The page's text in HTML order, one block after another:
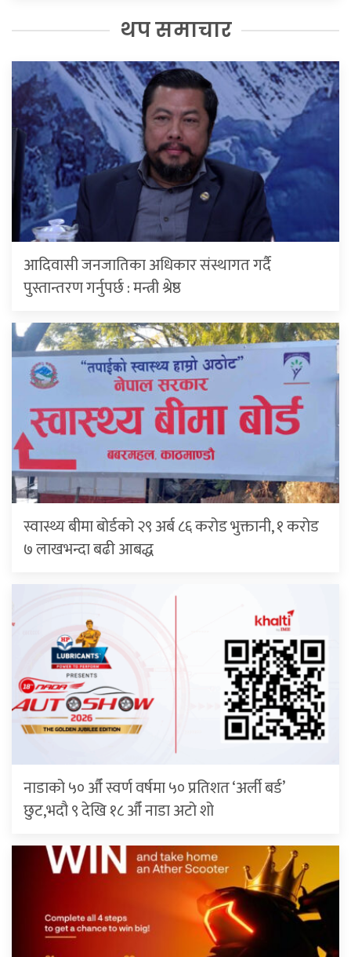
थप समाचार
आदिवासी जनजातिका अधिकार संस्थागत गर्दै
पुस्तान्तरण गर्नुपर्छ : मन्त्री श्रेष्ठ
स्वास्थ्य बीमा बोर्डको २९ अर्ब ८६ करोड भुक्तानी, १ करोड
७ लाखभन्दा बढी आबद्ध
नाडाको ५० औँ स्वर्ण वर्षमा ५० प्रतिशत ‘अर्ली बर्ड’
छुट,भदौ ९ देखि १८ औँ नाडा अटो शो